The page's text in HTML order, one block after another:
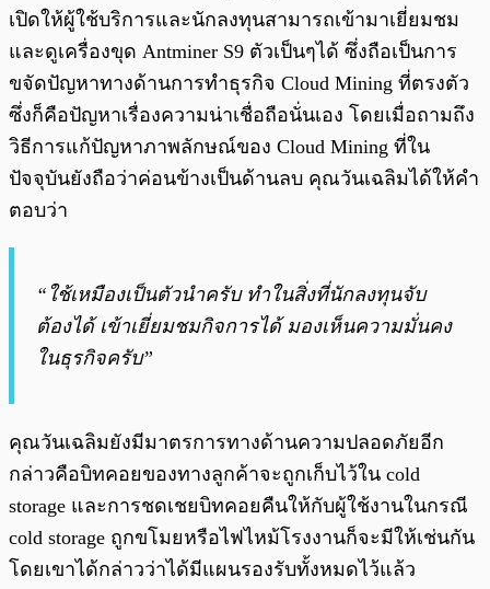
เปิดให้ผู้ใช้บริการและนักลงทุนสามารถเข้ามาเยี่ยมชม
และดูเครื่องขุด Antminer S9 ตัวเป็นๆได้ ซึ่งถือเป็นการ
ขจัดปัญหาทางด้านการทำธุรกิจ Cloud Mining ที่ตรงตัว
ซึ่งก็คือปัญหาเรื่องความน่าเชื่อถือนั่นเอง โดยเมื่อถามถึง
วิธีการแก้ปัญหาภาพลักษณ์ของ Cloud Mining ที่ใน
ปัจจุบันยังถือว่าค่อนข้างเป็นด้านลบ คุณวันเฉลิมได้ให้คำ
ตอบว่า
“ใช้เหมืองเป็นตัวนำครับ ทำในสิ่งที่นักลงทุนจับ
ต้องได้ เข้าเยี่ยมชมกิจการได้ มองเห็นความมั่นคง
ในธุรกิจครับ”
คุณวันเฉลิมยังมีมาตรการทางด้านความปลอดภัยอีก
กล่าวคือบิทคอยของทางลูกค้าจะถูกเก็บไว้ใน cold
storage และการชดเชยบิทคอยคืนให้กับผู้ใช้งานในกรณี
cold storage ถูกขโมยหรือไฟไหม้โรงงานก็จะมีให้เช่นกัน
โดยเขาได้กล่าวว่าได้มีแผนรองรับทั้งหมดไว้แล้ว